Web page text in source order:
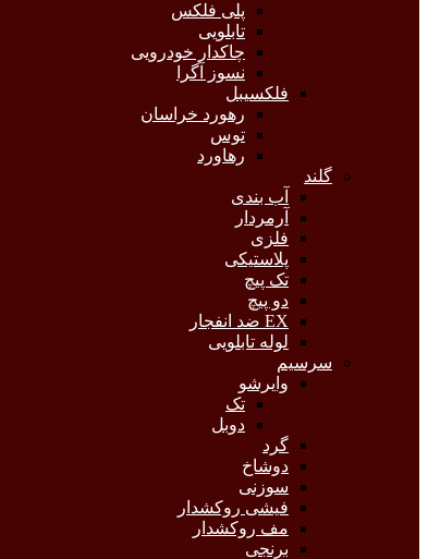
پلی فلکس
تابلویی
چاکدار خودرویی
نسوز آگرا
فلکسیبل
رهورد خراسان
توس
رهاورد
گلند
آب بندی
آرمردار
فلزی
پلاستیکی
تک پیچ
دو پیچ
EX ضد انفجار
لوله تابلویی
سرسیم
وایرشو
تک
دوبل
گرد
دوشاخ
سوزنی
فیشی روکشدار
مف روکشدار
برنجی